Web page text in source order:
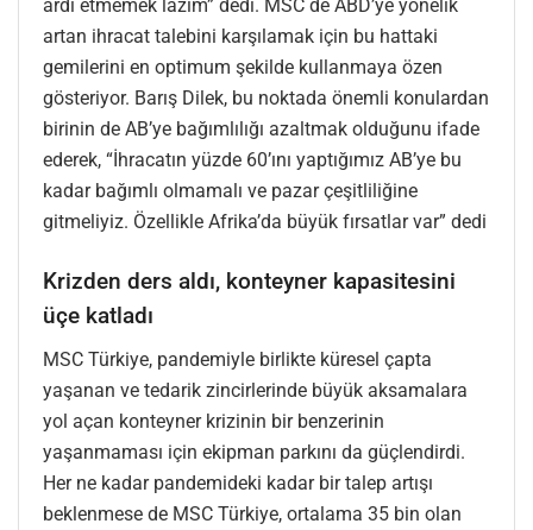
ardı etmemek lazım” dedi. MSC de ABD’ye yönelik
artan ihracat talebini karşılamak için bu hattaki
gemilerini en optimum şekilde kullanmaya özen
gösteriyor. Barış Dilek, bu noktada önemli konulardan
birinin de AB’ye bağımlılığı azaltmak olduğunu ifade
ederek, “İhracatın yüzde 60’ını yaptığımız AB’ye bu
kadar bağımlı olmamalı ve pazar çeşitliliğine
gitmeliyiz. Özellikle Afrika’da büyük fırsatlar var” dedi
Krizden ders aldı, konteyner kapasitesini
üçe katladı
MSC Türkiye, pandemiyle birlikte küresel çapta
yaşanan ve tedarik zincirlerinde büyük aksamalara
yol açan konteyner krizinin bir benzerinin
yaşanmaması için ekipman parkını da güçlendirdi.
Her ne kadar pandemideki kadar bir talep artışı
beklenmese de MSC Türkiye, ortalama 35 bin olan